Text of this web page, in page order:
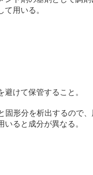
て用いる。
けて保管すること。
形分を析出するので
いると成分が異なる。